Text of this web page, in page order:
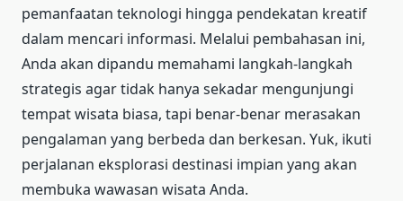
pemanfaatan teknologi hingga pendekatan kreatif
dalam mencari informasi. Melalui pembahasan ini,
Anda akan dipandu memahami langkah-langkah
strategis agar tidak hanya sekadar mengunjungi
tempat wisata biasa, tapi benar-benar merasakan
pengalaman yang berbeda dan berkesan. Yuk, ikuti
perjalanan eksplorasi destinasi impian yang akan
membuka wawasan wisata Anda.